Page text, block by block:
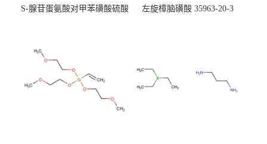
S-腺苷蛋氨酸对甲苯磺酸硫酸
左旋樟脑磺酸 35963-20-3